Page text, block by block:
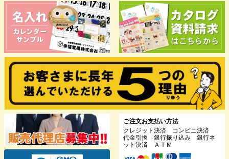
ご注文お支払い方法
クレジット決済 コンビニ決済
代金引換 銀行振り込み 銀行ネ
ット決済 ＡＴＭ